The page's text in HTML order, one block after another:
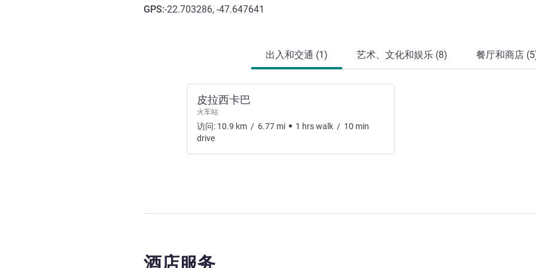
GPS:-22.703286, -47.647641
出入和交通 (1) 艺术、文化和娱乐 (8) 餐厅和商店
皮拉西卡巴
火车站
访问: 10.9 km / 6.77 mi 1 hrswalk / 10 min
drive
酒店服务